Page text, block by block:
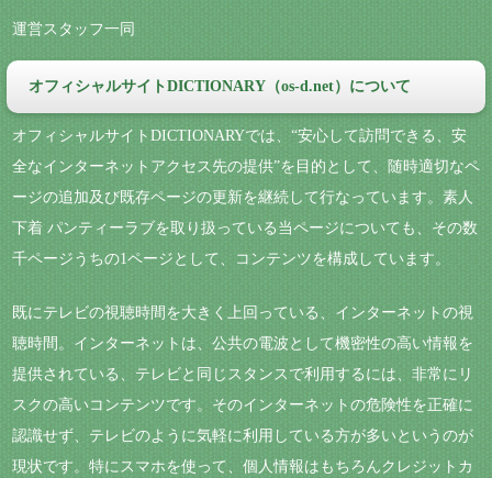
運営スタッフ一同
オフィシャルサイトDICTIONARY（os-d.net）について
オフィシャルサイトDICTIONARYでは、“安心して訪問できる、安
全なインターネットアクセス先の提供”を目的として、随時適切なペ
ージの追加及び既存ページの更新を継続して行なっています。素人
下着 パンティーラブを取り扱っている当ページについても、その数
千ページうちの1ページとして、コンテンツを構成しています。
既にテレビの視聴時間を大きく上回っている、インターネットの視
聴時間。インターネットは、公共の電波として機密性の高い情報を
提供されている、テレビと同じスタンスで利用するには、非常にリ
スクの高いコンテンツです。そのインターネットの危険性を正確に
認識せず、テレビのように気軽に利用している方が多いというのが
現状です。特にスマホを使って、個人情報はもちろんクレジットカ